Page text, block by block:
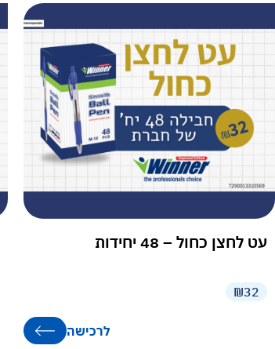
עט לחצן כחול – 48 יחידות
₪32
לרכישה